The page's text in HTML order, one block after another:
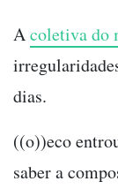
Acoletiva do
dias.
((o))eco
saber a